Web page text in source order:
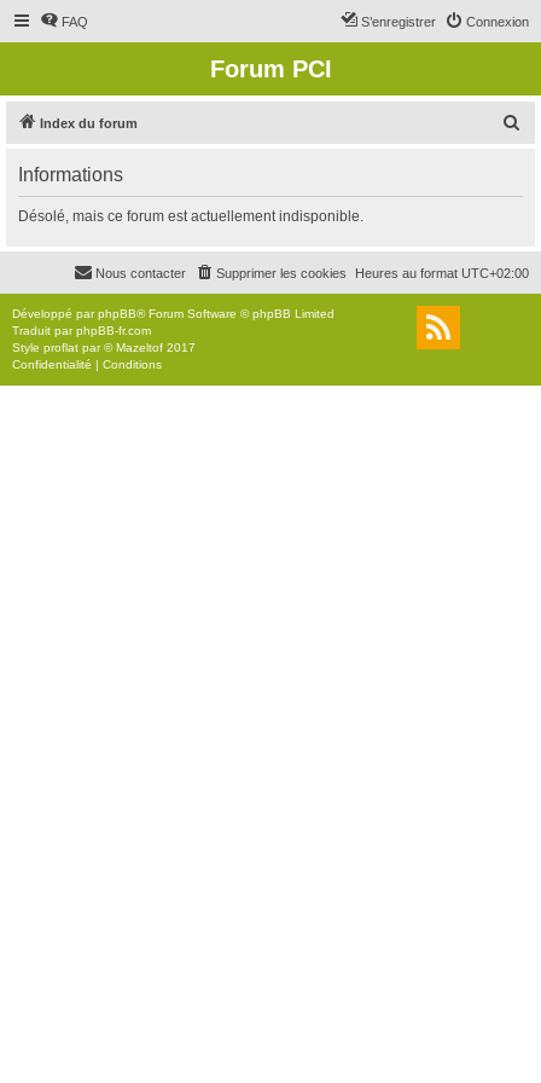
FAQ Connexion
S’enregistrer
Forum PCI
Index du forum
r
c
r
Informations
Désolé, mais ce forum est actuellement indisponible.
Heures au format UTC+02:00
Supprimer les cookies
Nous contacter
Développé parphpBB® Forum Software © phpBB Limited
Traduit parphpBB-fr.com
Style proflat par ©Mazeltof 2017
Confidentialité | Conditions